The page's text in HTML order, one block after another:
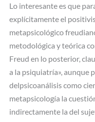
Lo interesante es que
explícitamente el
metapsicológico
metodológica y teórica
Freud en lo posterior,
a la psiquiatría», aunque
delpsicoanálisis como
metapsicología la
indirectamente la del